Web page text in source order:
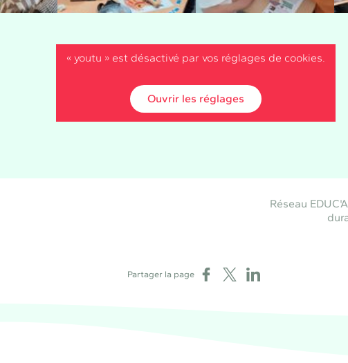
« youtu » est désactivé par vos réglages de cookies.
Ouvrir les réglages
Réseau
Partager la page Partager sur Facebook
Partager sur XPartager sur LinkedIn